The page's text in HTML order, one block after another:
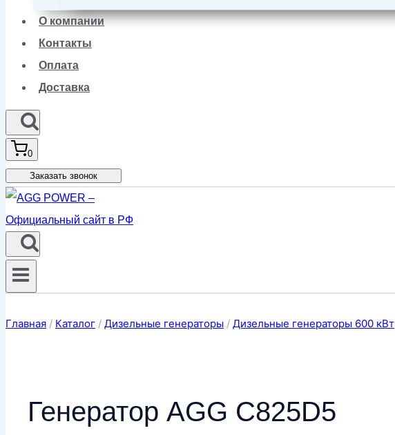
О компании
Контакты
Оплата
Доставка
0
Заказать звонок
Главная / Каталог / Дизельные генераторы / Дизельные генераторы 600 кВт
Генератор AGG C825D5